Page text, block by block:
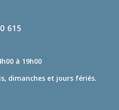
615
à 19h00
dimanches et jours fériés.